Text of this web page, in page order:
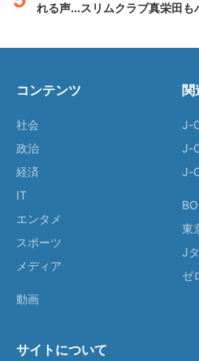
れる声...スリムクラブ真栄田も
コンテンツ
社会
政治
経済
IT
エンタメ
スポーツ
メディア
動画
関
J-
J-
J-
東
J
ゼ
サイトについて